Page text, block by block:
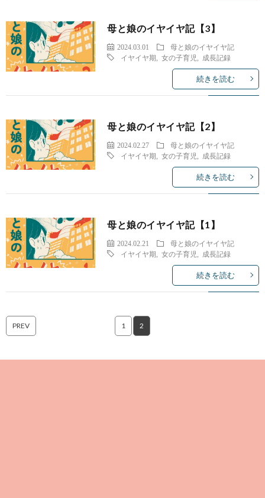
母と娘のイヤイヤ記【3】
2024.03.01
母と娘のイヤイヤ記
イヤイヤ期
,女の子育児 成長記録
続きを読む
母と娘のイヤイヤ記【2】
2024.02.27
母と娘のイヤイヤ記
イヤイヤ期
,女の子育児 成長記録
続きを読む
母と娘のイヤイヤ記【1】
2024.02.21
母と娘のイヤイヤ記
イヤイヤ期
,女の子育児 成長記録
続きを読む
PREV 1 2